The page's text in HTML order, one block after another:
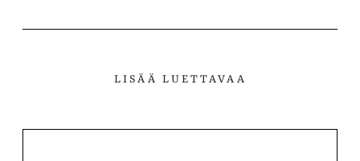
LISÄÄ LUETTAVAA